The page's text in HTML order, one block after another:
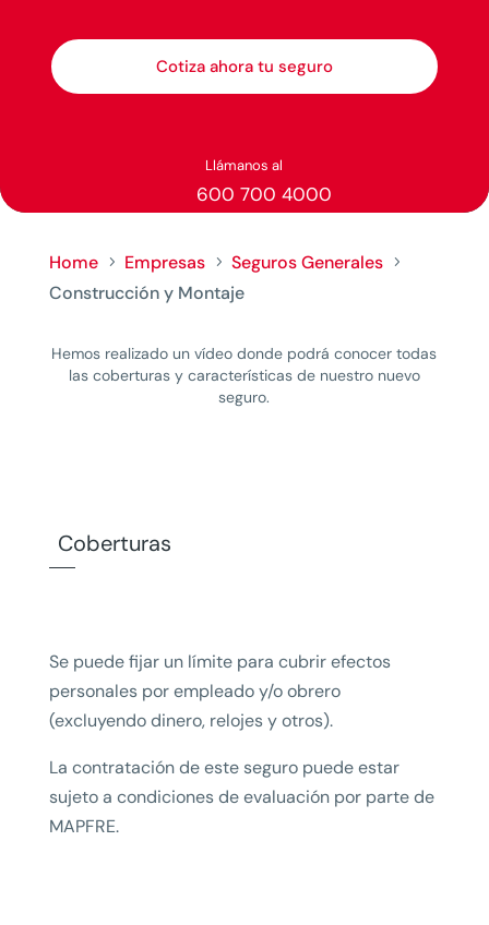
Cotiza ahora tu seguro
Llámanos al
600 700 4000
Home 5 Empresas 5 Seguros Generales 5
Construcción y Montaje
Hemos realizado un vídeo donde podrá conocer todas
las coberturas y características de nuestro nuevo
seguro.
Coberturas
Se puede fijar un límite para cubrir efectos
personales por empleado y/o obrero
(excluyendo dinero, relojes y otros).
La contratación de este seguro puede estar
sujeto a condiciones de evaluación por parte de
MAPFRE.